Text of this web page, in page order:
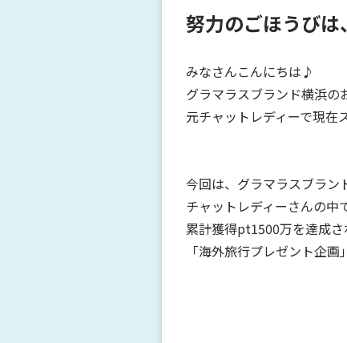
努力のごほうび
みなさんこんにちは♪
グラマラスブランド横浜の
元チャットレディーで現在
今回は、グラマラスブラン
チャットレディーさんの中
累計獲得pt1500万を達成
「海外旅行プレゼント企画